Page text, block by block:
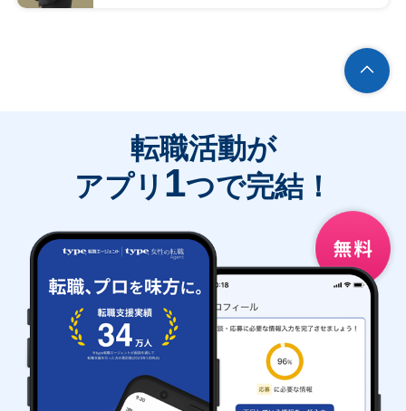
転職活動が
アプリ 1つで完結！